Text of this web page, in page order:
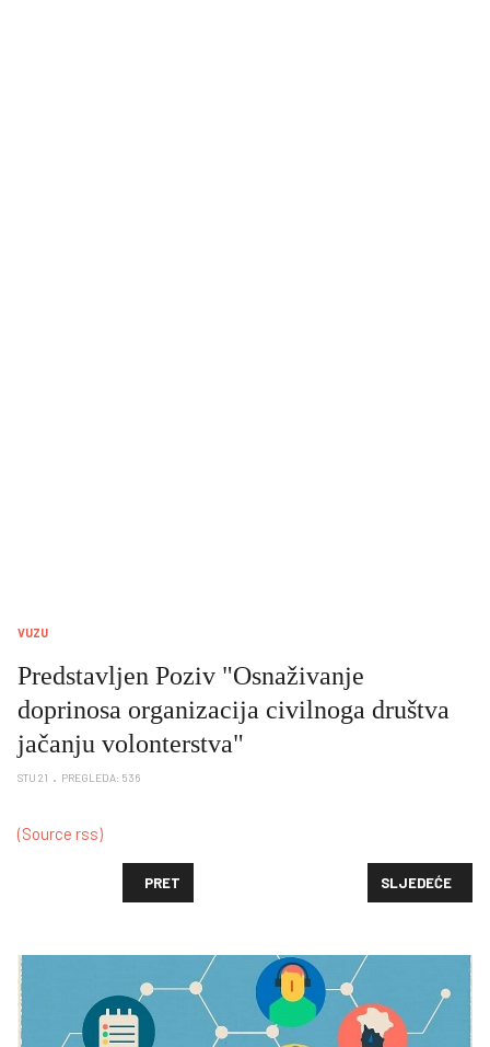
VUZU
Predstavljen Poziv "Osnaživanje
doprinosa organizacija civilnoga društva
jačanju volonterstva"
STU 21 PREGLEDA: 536
(Source rss)
PRETHODNI ČLANAK: ODGOVORI NA PITANJA
PRET SLJEDEĆI
SLJEDEĆE